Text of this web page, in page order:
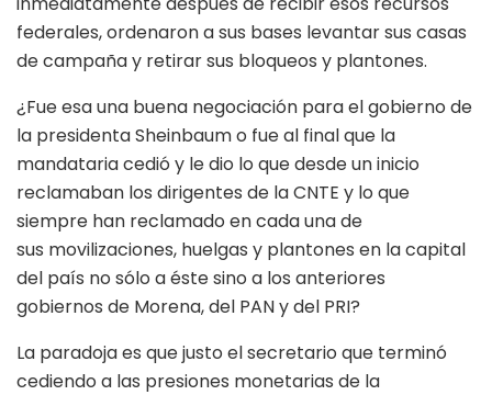
federales, ordenaron a sus bases levantar sus casas
de campaña y retirar sus bloqueos y plantones.
¿Fue esa una buena negociación para el gobierno de
la presidenta Sheinbaum o fue al final que la
mandataria cedió y le dio lo que desde un inicio
reclamaban los dirigentes de la CNTE y lo que
siempre han reclamado en cada una de
sus movilizaciones, huelgas y plantones en la capital
del país no sólo a éste sino a los anteriores
gobiernos de Morena, del PAN y del PRI?
La paradoja es que justo el secretario que terminó
cediendo a las presiones monetarias de la